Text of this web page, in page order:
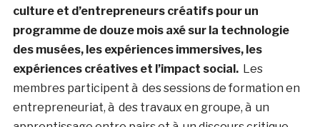
culture et d’entrepreneurs créatifs pour un
programme de douze mois axé sur la technologie
des musées, les expériences immersives, les
expériences créatives et l’impact social. Les
membres participent à des sessions de formation en
entrepreneuriat, à des travaux en groupe, à un